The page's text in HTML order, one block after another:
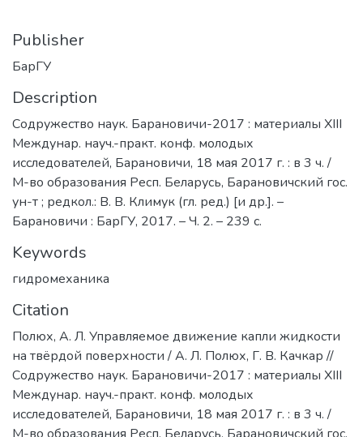
Publisher
БарГУ
Description
Содружество наук. Барановичи-2017 : материалы XIII
Междунар. науч.-практ. конф. молодых
исследователей, Барановичи, 18 мая 2017 г. : в 3 ч. /
М-во образования Респ. Беларусь, Барановичский гос.
ун-т ; редкол.: В. В. Климук (гл. ред.) [и др.]. –
Барановичи : БарГУ, 2017. – Ч. 2. – 239 с.
Keywords
гидромеханика
Citation
Полюх, А. Л. Управляемое движение капли жидкости
на твёрдой поверхности / А. Л. Полюх, Г. В. Качкар //
Содружество наук. Барановичи-2017 : материалы XIII
Междунар. науч.-практ. конф. молодых
исследователей, Барановичи, 18 мая 2017 г. : в 3 ч. /